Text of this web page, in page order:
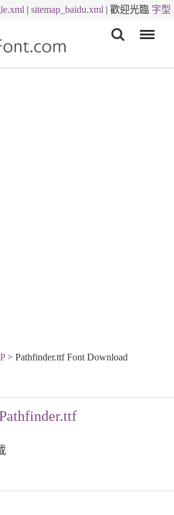
| sitemap_baidu.xml | 歡迎光臨 字型
P> Pathfinder.ttf Font Download